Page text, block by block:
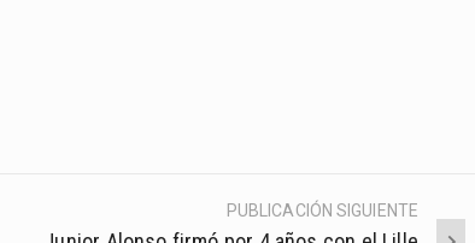
PUBLICACIÓN SIGUIENTE